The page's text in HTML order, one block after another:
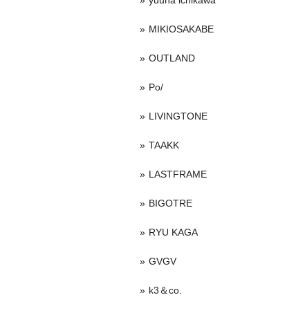
MIKIOSAKABE
OUTLAND
Po/
LIVINGTONE
TAAKK
LASTFRAME
BIGOTRE
RYU KAGA
GVGV
k3＆co.